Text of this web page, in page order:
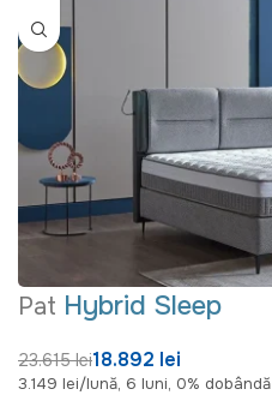
Pat Hybrid Sleep
23.615 lei18.892 lei
3.149 lei/lună, 6 luni, 0% dobândă